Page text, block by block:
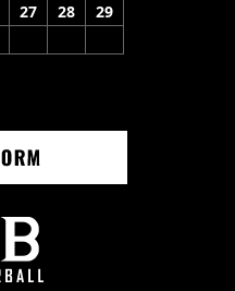
27 28
29